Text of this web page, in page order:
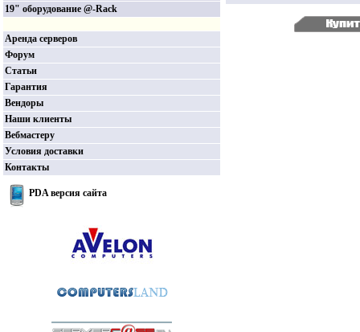
19" оборудование @-Rack
Аренда серверов
Форум
Статьи
Гарантия
Вендоры
Наши клиенты
Вебмастеру
Условия доставки
Контакты
PDA версия сайта